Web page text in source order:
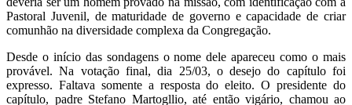
Pastoral Juvenil, de maturidade de governo e capacidade de criar
comunhão na diversidade complexa da Congregação.
Desde o início das sondagens o nome dele apareceu como o mais
provável. Na votação final, dia 25/03, o desejo do capítulo foi
expresso. Faltava somente a resposta do eleito. O presidente do
capítulo, padre Stefano Martogllio, até então vigário, chamou ao